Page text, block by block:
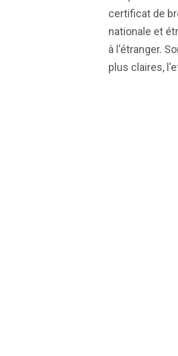
certificat de
nationale et
à l'étranger.
plus claires,